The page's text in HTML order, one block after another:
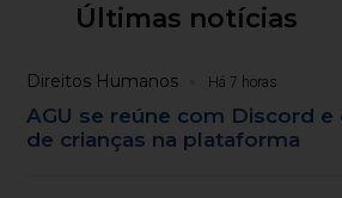
Últimas notícias
Direitos Humanos Há 7 horas
AGU se reúne com Discord
de crianças na plataforma